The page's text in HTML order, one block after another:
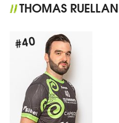
//THOMAS RUELLAN